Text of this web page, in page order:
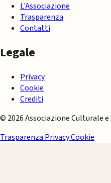
L'Associazione
Trasparenza
Contatti
Legale
Privacy
Cookie
Crediti
© 2026 Associazione Culturale
Trasparenza PrivacyCookie